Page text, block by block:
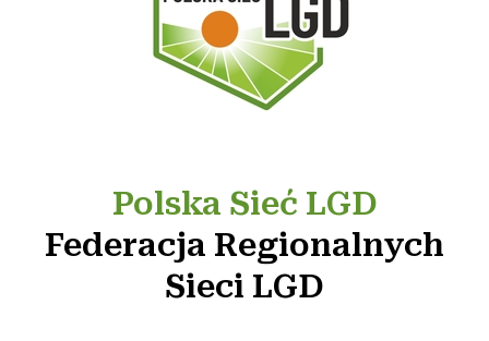
Polska Sieć LGD
Federacja Regionalnych
Sieci LGD